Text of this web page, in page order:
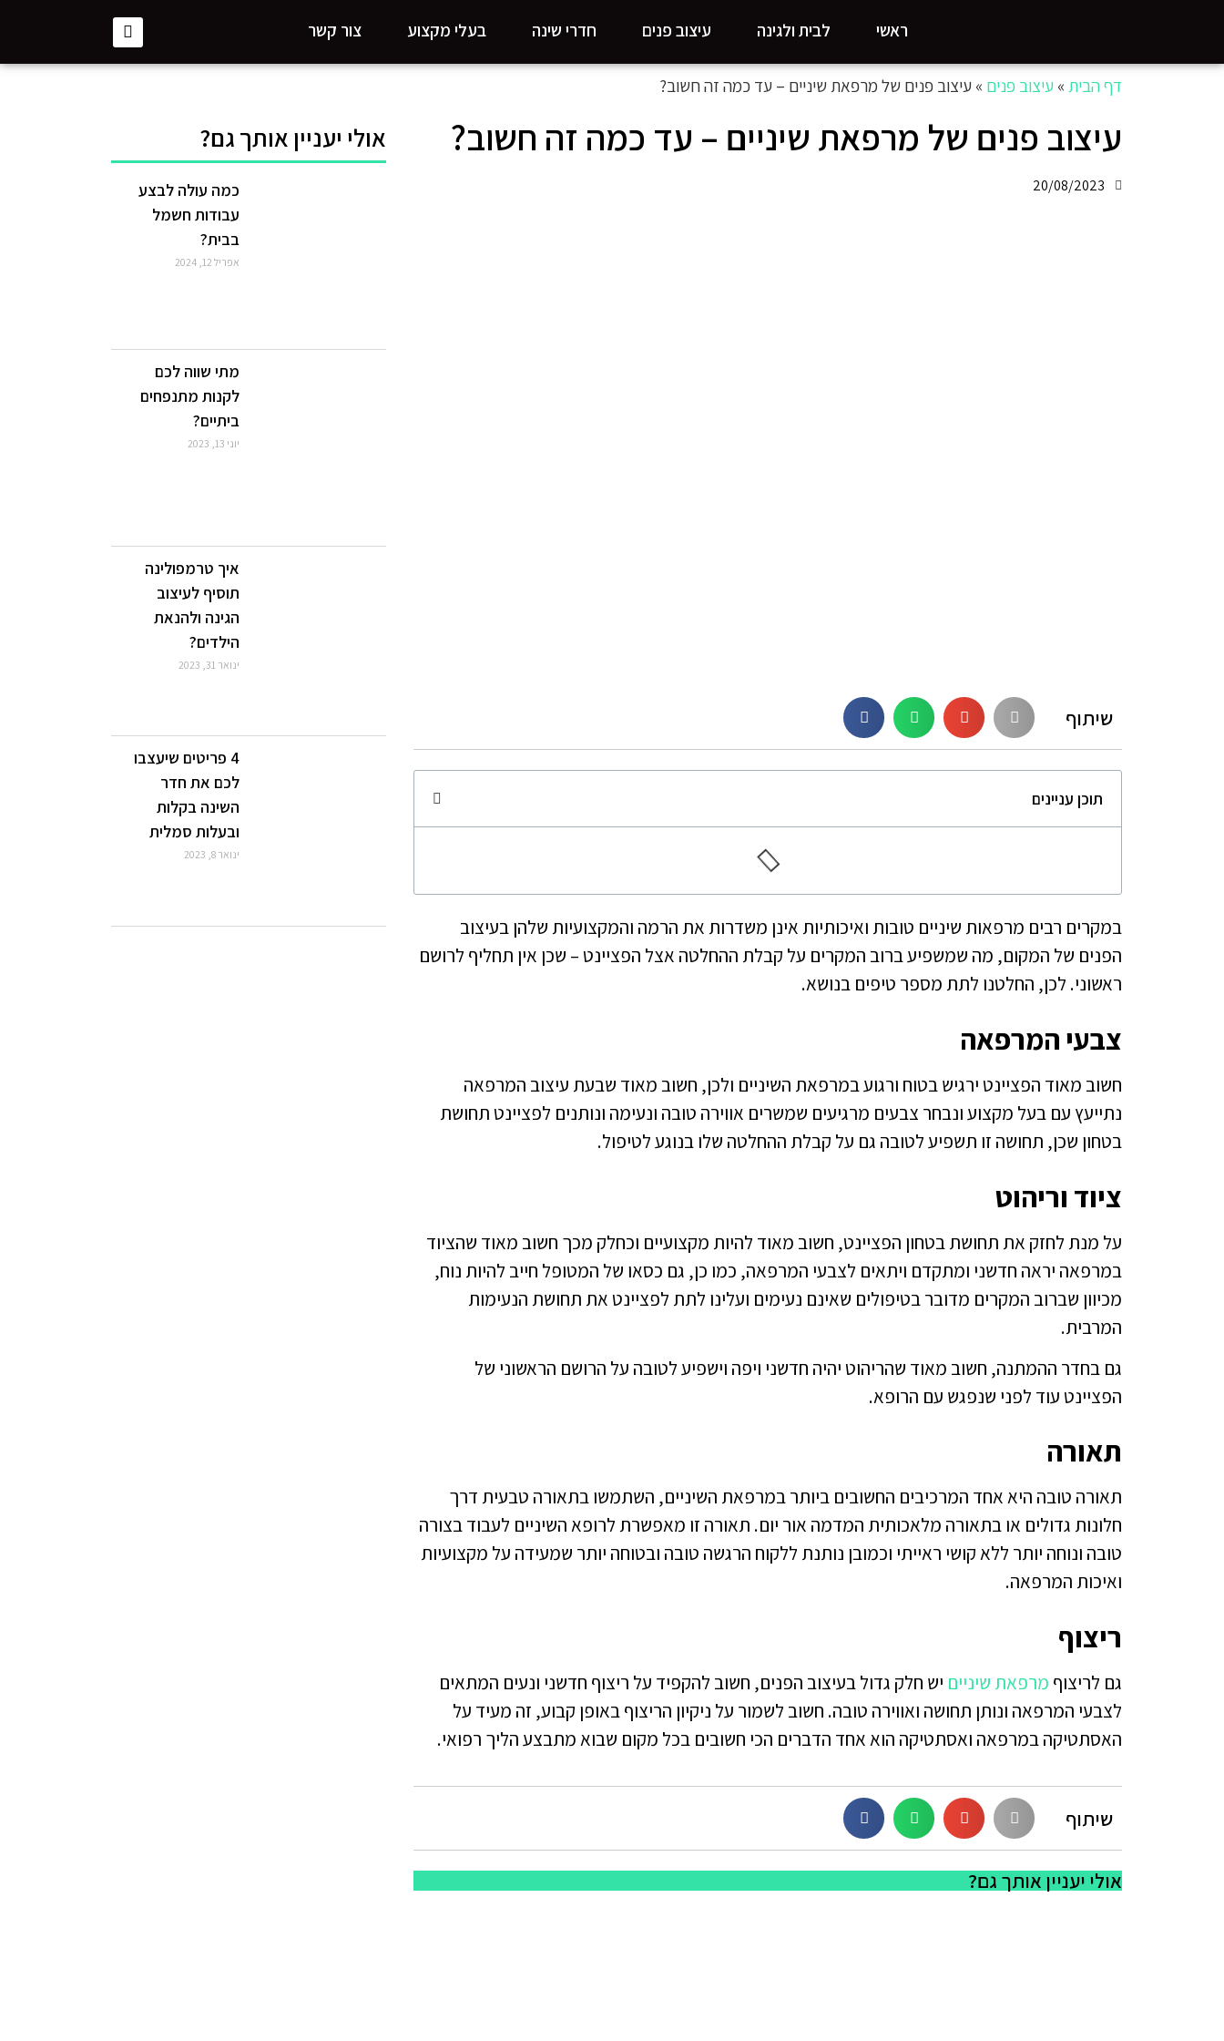
ראשי לבית ולגינה עיצוב פנים חדרי שינה בעלי מקצוע צור קשר
דף הבית » עיצוב פנים » עיצוב פנים של מרפאת שיניים – עד כמה זה חשוב?
עיצוב פנים של מרפאת שיניים – עד כמה זה חשוב?
20/08/2023
שיתוף
תוכן עניינים
במקרים רבים מרפאות שיניים טובות ואיכותיות אינן משדרות את הרמה והמקצועיות שלהן בעיצוב
הפנים של המקום, מה שמשפיע ברוב המקרים על קבלת ההחלטה אצל הפציינט – שכן אין תחליף לרושם
ראשוני. לכן, החלטנו לתת מספר טיפים בנושא.
צבעי המרפאה
חשוב מאוד הפציינט ירגיש בטוח ורגוע במרפאת השיניים ולכן, חשוב מאוד שבעת עיצוב המרפאה
נתייעץ עם בעל מקצוע ונבחר צבעים מרגיעים שמשרים אווירה טובה ונעימה ונותנים לפציינט תחושת
בטחון שכן, תחושה זו תשפיע לטובה גם על קבלת ההחלטה שלו בנוגע לטיפול.
ציוד וריהוט
על מנת לחזק את תחושת בטחון הפציינט, חשוב מאוד להיות מקצועיים וכחלק מכך חשוב מאוד שהציוד
במרפאה יראה חדשני ומתקדם ויתאים לצבעי המרפאה, כמו כן, גם כסאו של המטופל חייב להיות נוח,
מכיוון שברוב המקרים מדובר בטיפולים שאינם נעימים ועלינו לתת לפציינט את תחושת הנעימות
המרבית.
גם בחדר ההמתנה, חשוב מאוד שהריהוט יהיה חדשני ויפה וישפיע לטובה על הרושם הראשוני של
הפציינט עוד לפני שנפגש עם הרופא.
תאורה
תאורה טובה היא אחד המרכיבים החשובים ביותר במרפאת השיניים, השתמשו בתאורה טבעית דרך
חלונות גדולים או בתאורה מלאכותית המדמה אור יום. תאורה זו מאפשרת לרופא השיניים לעבוד בצורה
טובה ונוחה יותר ללא קושי ראייתי וכמובן נותנת ללקוח הרגשה טובה ובטוחה יותר שמעידה על מקצועיות
ואיכות המרפאה.
ריצוף
גם לריצוף מרפאת שיניים יש חלק גדול בעיצוב הפנים, חשוב להקפיד על ריצוף חדשני ונעים המתאים
לצבעי המרפאה ונותן תחושה ואווירה טובה. חשוב לשמור על ניקיון הריצוף באופן קבוע, זה מעיד על
האסתטיקה במרפאה ואסתטיקה הוא אחד הדברים הכי חשובים בכל מקום שבוא מתבצע הליך רפואי.
שיתוף
אולי יעניין אותך גם?
אולי יעניין אותך גם?
כמה עולה לבצע
עבודות חשמל
בבית?
אפריל 12, 2024
מתי שווה לכם
לקנות מתנפחים
ביתיים?
יוני 13, 2023
איך טרמפולינה
תוסיף לעיצוב
הגינה ולהנאת
הילדים?
ינואר 31, 2023
4 פריטים שיעצבו
לכם את חדר
השינה בקלות
ובעלות סמלית
ינואר 8, 2023